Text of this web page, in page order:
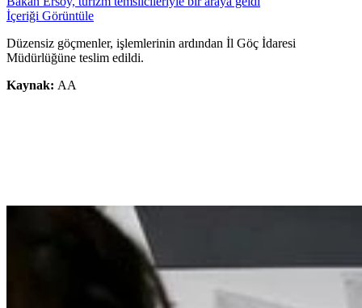
İçeriği Görüntüle
Düzensiz göçmenler, işlemlerinin ardından İl Göç İdaresi
Müdürlüğüne teslim edildi.
Kaynak: AA